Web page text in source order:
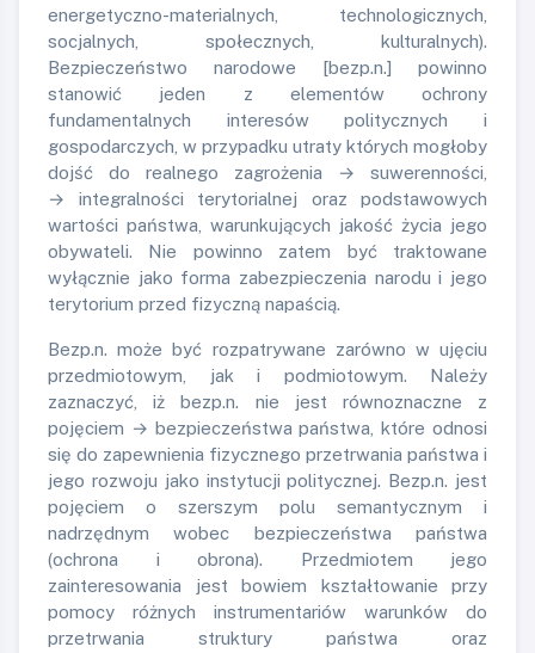
energetyczno-materialnych, technologicznych,
socjalnych, społecznych, kulturalnych).
Bezpieczeństwo narodowe [bezp.n.] powinno
stanowić jeden z elementów ochrony
fundamentalnych interesów politycznych i
gospodarczych, w przypadku utraty których mogłoby
dojść do realnego zagrożenia → suwerenności,
→ integralności terytorialnej oraz podstawowych
wartości państwa, warunkujących jakość życia jego
obywateli. Nie powinno zatem być traktowane
wyłącznie jako forma zabezpieczenia narodu i jego
terytorium przed fizyczną napaścią.
Bezp.n. może być rozpatrywane zarówno w ujęciu
przedmiotowym, jak i podmiotowym. Należy
zaznaczyć, iż bezp.n. nie jest równoznaczne z
pojęciem → bezpieczeństwa państwa, które odnosi
się do zapewnienia fizycznego przetrwania państwa i
jego rozwoju jako instytucji politycznej. Bezp.n. jest
pojęciem o szerszym polu semantycznym i
nadrzędnym wobec bezpieczeństwa państwa
(ochrona i obrona). Przedmiotem jego
zainteresowania jest bowiem kształtowanie przy
pomocy różnych instrumentariów warunków do
przetrwania struktury państwa oraz